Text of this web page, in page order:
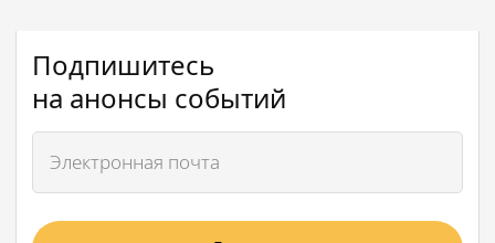
Подпишитесь
на анонсы событий